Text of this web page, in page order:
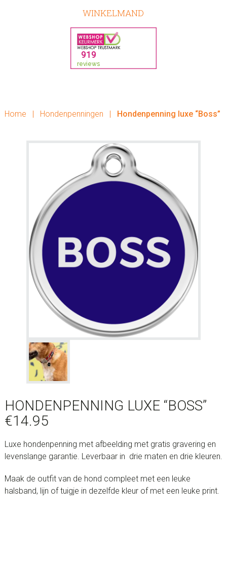
WINKELMAND
Home | Hondenpenningen | Hondenpenning luxe “Boss”
HONDENPENNING LUXE “BOSS”
€14.95
Luxe hondenpenning met afbeelding met gratis gravering en
levenslange garantie. Leverbaar in drie maten en drie kleuren.
Maak de outfit van de hond compleet met een leuke
halsband, lijn of tuigje in dezelfde kleur of met een leuke print.